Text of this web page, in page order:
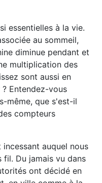
essentielles à la vie.
au sommeil,
diminue pendant et
multiplication des
sont aussi en
Entendez-vous
même, que s'est-il
compteurs
auquel nous
Du jamais vu dans
ont décidé en